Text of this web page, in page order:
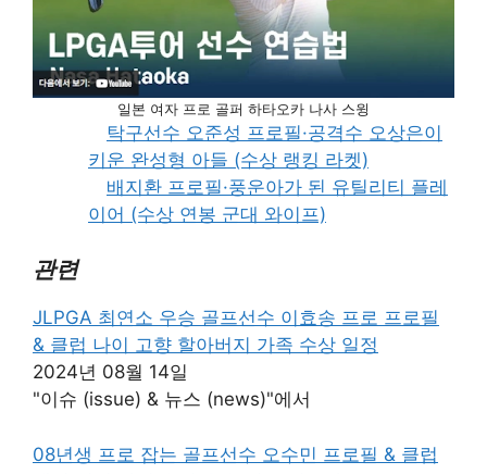
일본 여자 프로 골퍼 하타오카 나사 스윙
탁구선수 오준성 프로필·공격수 오상은이
키운 완성형 아들 (수상 랭킹 라켓)
배지환 프로필·풍운아가 된 유틸리티 플레
이어 (수상 연봉 군대 와이프)
관련
JLPGA 최연소 우승 골프선수 이효송 프로 프로필
& 클럽 나이 고향 할아버지 가족 수상 일정
2024년 08월 14일
"이슈 (issue) & 뉴스 (news)"에서
08년생 프로 잡는 골프선수 오수민 프로필 & 클럽